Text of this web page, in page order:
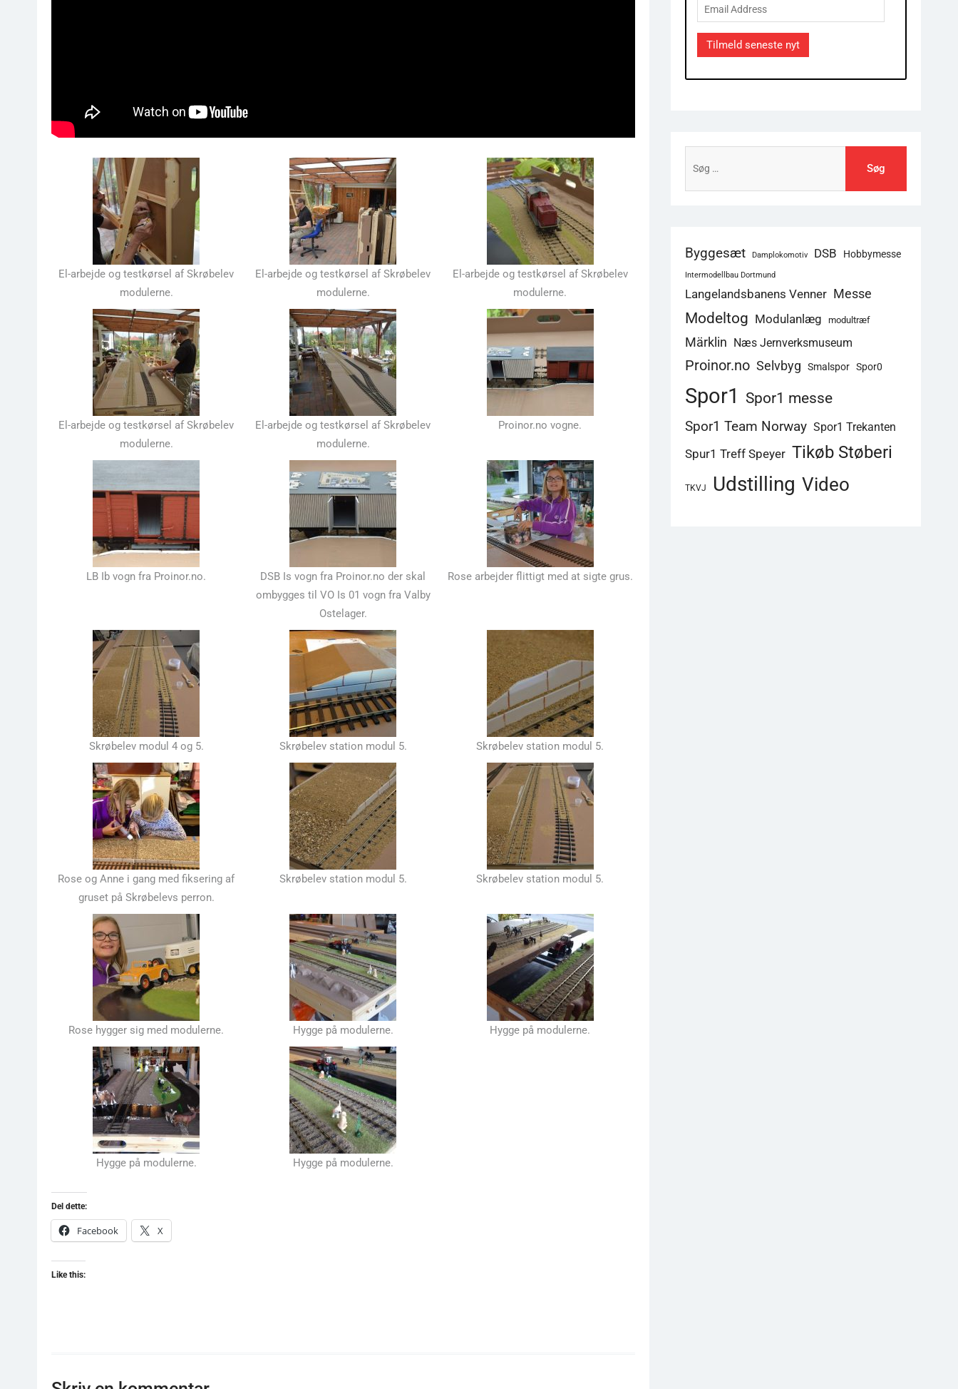
El-arbejde og testkørsel af Skrøbelev
modulerne.
El-arbejde og testkørsel af Skrøbelev
modulerne.
El-arbejde og testkørsel af Skrøbelev
modulerne.
El-arbejde og testkørsel af Skrøbelev
modulerne.
El-arbejde og testkørsel af Skrøbelev
modulerne.
Proinor.no vogne.
LB Ib vogn fra Proinor.no.
DSB Is vogn fra Proinor.no der skal
ombygges til VO Is 01 vogn fra Valby
Ostelager.
Rose arbejder flittigt med at sigte grus.
Skrøbelev modul 4 og 5. Skrøbelev station modul 5. Skrøbelev station modul 5.
Rose og Anne i gang med fiksering af
gruset på Skrøbelevs perron.
Skrøbelev station modul 5. Skrøbelev station modul 5.
Rose hygger sig med modulerne. Hygge på modulerne. Hygge på modulerne.
Hygge på modulerne. Hygge på modulerne.
Del dette:
Facebook X
Like this:
Email
Address
Tilmeld seneste nyt
efter:
Byggesæt Damplokomotiv DSB Hobbymesse
Intermodellbau Dortmund
Langelandsbanens Venner Messe
Modeltog Modulanlæg modultræf
Märklin Næs Jernverksmuseum
Proinor.no Selvbyg Smalspor Spor0
Spor1 Spor1 messe
Spor1 Team Norway Spor1 Trekanten
Spur1 Treff Speyer Tikøb Støberi
TKVJ Udstilling Video